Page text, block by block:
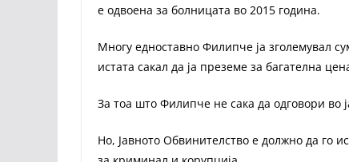
е одвоена за болницата во 2015 година.
Многу едноставно Филипче ја зголемувал
истата сакал да ја преземе за багателна
За тоа што Филипче не сака да одговори во
Но, Јавното Обвинителство е должно да го